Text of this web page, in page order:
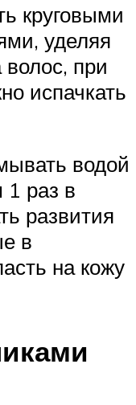
круговыми
уделяя
при
испачкать
водой
1 раз в
развития
в
на кожу